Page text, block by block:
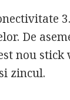
De
nou stick
zincul.